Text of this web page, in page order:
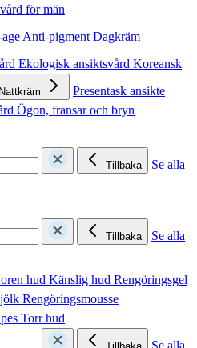
för män
Anti-pigmentDagkräm
Ekologisk ansiktsvård Koreansk
Nattkräm
Presentask ansikte
Ögon, fransar och bryn
Tillbaka
Se alla
Tillbaka
Se alla
hud Känslig hud Rengöringsgel
Rengöringsmousse
Torr hud